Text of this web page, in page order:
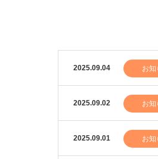
2025.09.04 お知
2025.09.02 お知
2025.09.01 お知